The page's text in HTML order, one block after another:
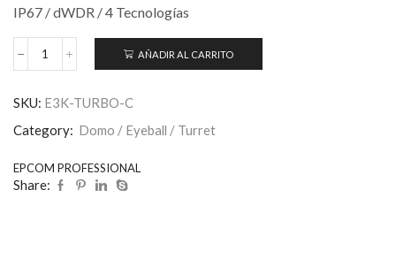
IP67 / dWDR / 4 Tecnologías
AÑADIR AL CARRITO
SKU: E3K-TURBO-C
Category: Domo / Eyeball / Turret
EPCOM PROFESSIONAL
Share: